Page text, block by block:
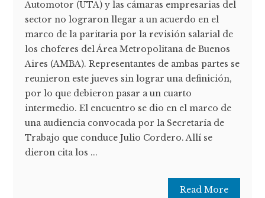
Automotor (UTA) y las cámaras empresarias del
sector no lograron llegar a un acuerdo en el
marco de la paritaria por la revisión salarial de
los choferes del Área Metropolitana de Buenos
Aires (AMBA). Representantes de ambas partes se
reunieron este jueves sin lograr una definición,
por lo que debieron pasar a un cuarto
intermedio. El encuentro se dio en el marco de
una audiencia convocada por la Secretaría de
Trabajo que conduce Julio Cordero. Allí se
dieron cita los ...
Read More